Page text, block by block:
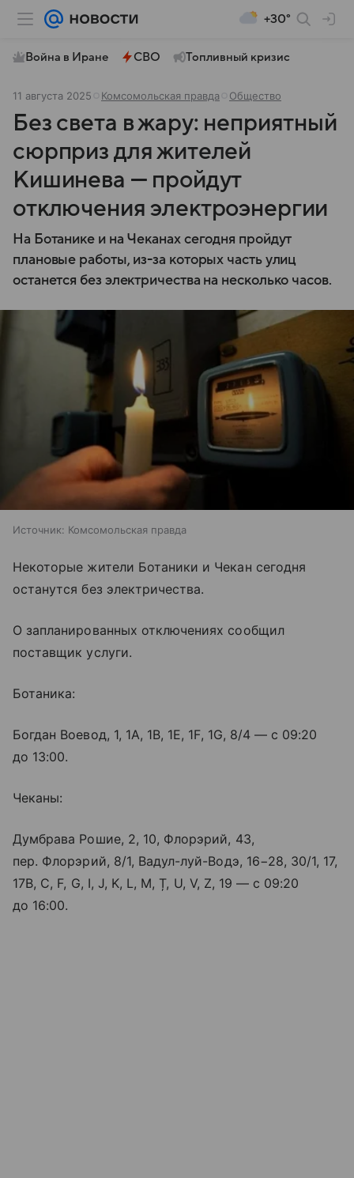
+30°
Война в Иране СВО Топливный кризис
11 августа 2025 Комсомольская правда Общество
Без света в жару: неприятный
сюрприз для жителей
Кишинева — пройдут
отключения электроэнергии
На Ботанике и на Чеканах сегодня пройдут
плановые работы, из-за которых часть улиц
останется без электричества на несколько часов.
Источник: Комсомольская правда
Некоторые жители Ботаники и Чекан сегодня
останутся без электричества.
О запланированных отключениях сообщил
поставщик услуги.
Ботаника:
Богдан Воевод, 1, 1A, 1B, 1E, 1F, 1G, 8/4 — с 09:20
до 13:00.
Чеканы:
Думбрава Рошие, 2, 10, Флорэрий, 43,
пер. Флорэрий, 8/1, Вадул-луй-Водэ, 16−28, 30/1, 17,
17B, C, F, G, I, J, K, L, M, Ț, U, V, Z, 19 — с 09:20
до 16:00.